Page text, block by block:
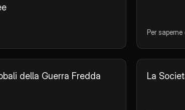
Per saperne
della Guerra Fredda La